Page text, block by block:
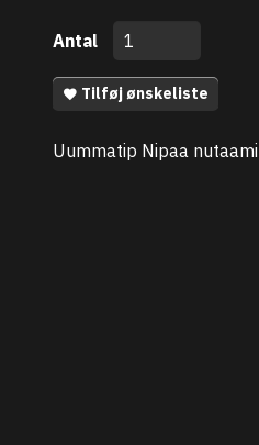
Antal
Tilføj ønskeliste
Uummatip Nipaa